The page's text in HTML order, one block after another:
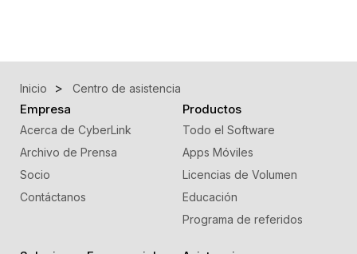
Inicio Centro de asistencia
Empresa
Acerca de CyberLink
Archivo de Prensa
Socio
Contáctanos
Productos
Todo el Software
Apps Móviles
Licencias de Volumen
Educación
Programa de referidos